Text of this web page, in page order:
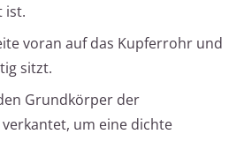
ist.
voran auf das Kupferrohr und
sitzt.
Grundkörper der
um eine dichte